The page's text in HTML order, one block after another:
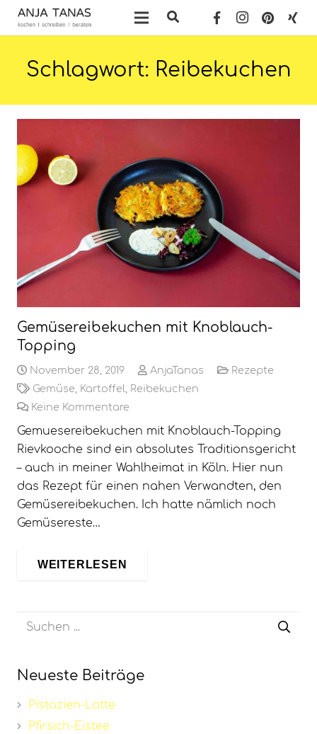
Schlagwort: Reibekuchen
Gemüsereibekuchen mit Knoblauch-
Topping
November 28, 2019 AnjaTanas
Rezepte
Gemüse
Kartoffel
Reibekuchen
Keine Kommentare
Gemuesereibekuchen mit Knoblauch-Topping
Rievkooche sind ein absolutes Traditionsgericht
– auch in meiner Wahlheimat in Köln. Hier nun
das Rezept für einen nahen Verwandten, den
Gemüsereibekuchen. Ich hatte nämlich noch
Gemüsereste…
WEITERLESEN
Neueste Beiträge
Pistazien-Latte
Pfirsich-Eistee